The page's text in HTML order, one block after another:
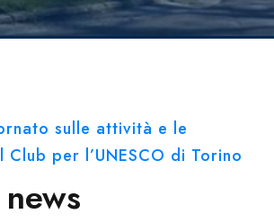
sulle attività e le
per l’UNESCO di Torino